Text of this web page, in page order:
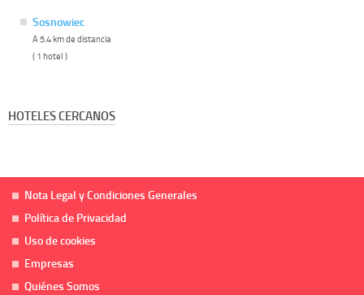
Sosnowiec
A 5.4 km de distancia
( 1 hotel )
HOTELES CERCANOS
Nota Legal y Condiciones Generales
Política de Privacidad
Uso de cookies
Empresas
Quiénes Somos